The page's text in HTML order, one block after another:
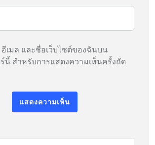
เมล และชื่อเว็บไซต์ของฉันบน
ร์นี้ สำหรับการแสดงความเห็นครั้งถัด